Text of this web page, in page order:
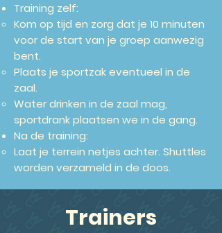
Training zelf:
Kom op tijd en zorg dat je 10 minuten
voor de start van je groep aanwezig
bent.
Plaats je sportzak eventueel in de
zaal.
Water drinken in de zaal mag,
sportdrank plaatsen we in de gang.
Na de training:
Laat je terrein netjes achter. Shuttles
worden verzameld in de doos.
Trainers